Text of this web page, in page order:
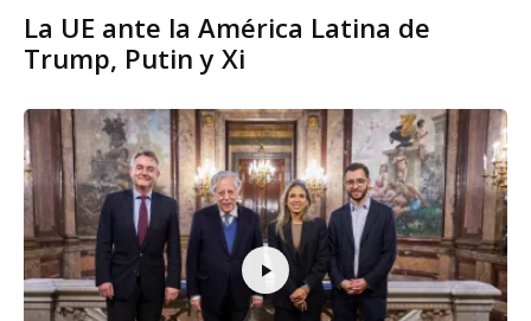
La UE ante la América Latina de
Trump, Putin y Xi